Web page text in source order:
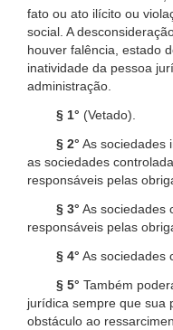
fato ou ato ilícito ou
social. A
houver falência, estado
inatividade da pessoa
administração.
§ 1° (Vetado).
§ 2° As sociedades
as sociedades
responsáveis pelas
§ 3° As sociedades
responsáveis pelas
§ 4° As sociedades
§ 5° Também
jurídica sempre que sua
obstáculo ao